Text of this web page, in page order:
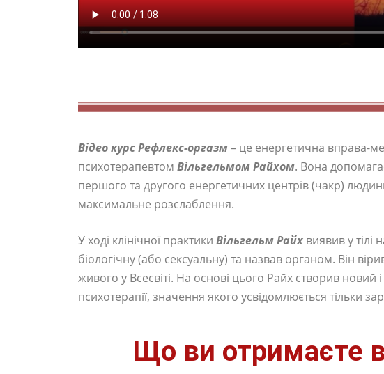
Відео курс Рефлекс-оргазм– це енергетична вправа-
психотерапевтом Вільгельмом Райхом. Вона
першого та другого енергетичних центрів (чакр)
максимальне розслаблення.
У ході клінічної практики Вільгельм Райх виявив у тілі
біологічну (або сексуальну) та назвав органом. Він
живого у Всесвіті. На основі цього Райх створив
психотерапії, значення якого усвідомлюється тільки
Що ви отримаєте